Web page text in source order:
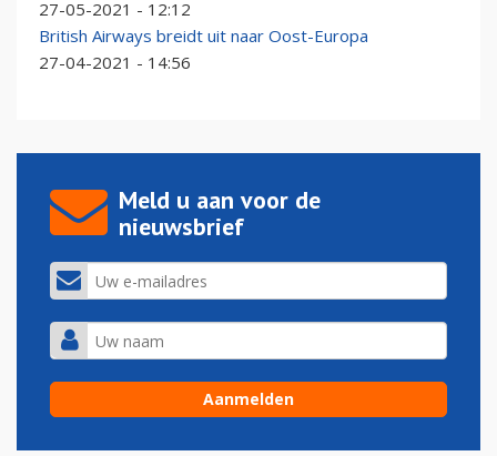
27-05-2021 - 12:12
British Airways breidt uit naar Oost-Europa
27-04-2021 - 14:56
Meld u aan voor de
nieuwsbrief